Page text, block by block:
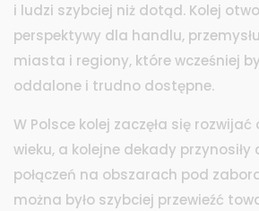
i ludzi szybciej niż dotąd. Kolej
perspektywy dla handlu,
miasta i regiony, które wcześniej
oddalone i trudno dostępne.
W Polsce kolej zaczęła się rozwijać
wieku, a kolejne dekady przynosiły
połączeń na obszarach pod
można było szybciej przewieźć